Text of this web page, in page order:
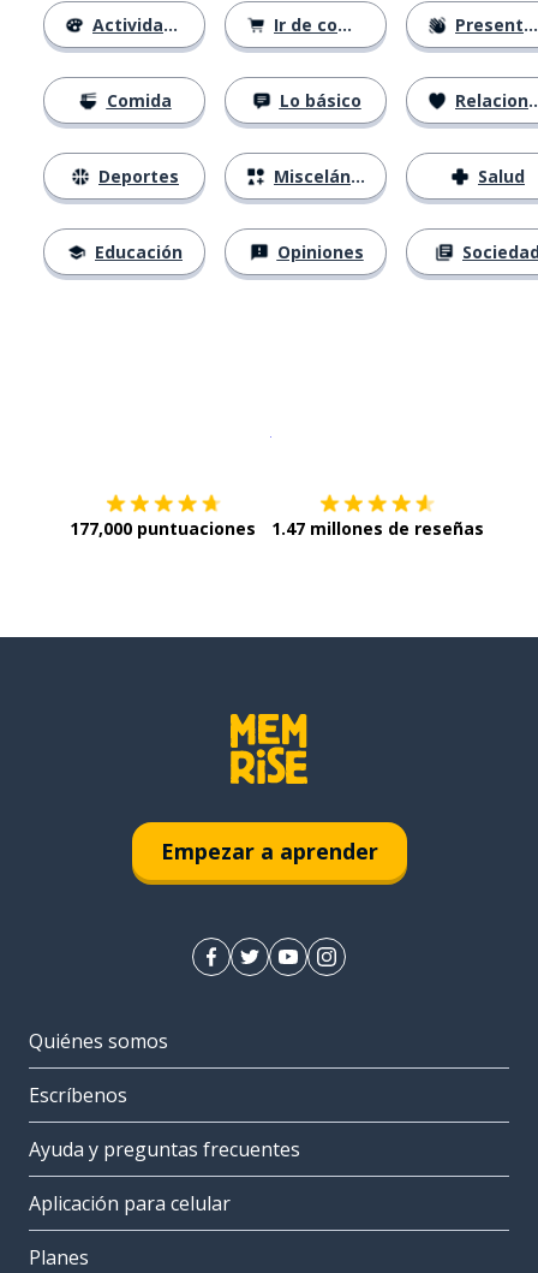
Actividades
Comida
Deportes
Educación
Ir de compras
Lo básico
Misceláneo
Opiniones
Presentándose
Relaciones
Salud
177,000 puntuaciones 1.47 millones de reseñas
Empezar a aprender
Quiénes somos
Escríbenos
Ayuda y preguntas frecuentes
Aplicación para celular
Planes